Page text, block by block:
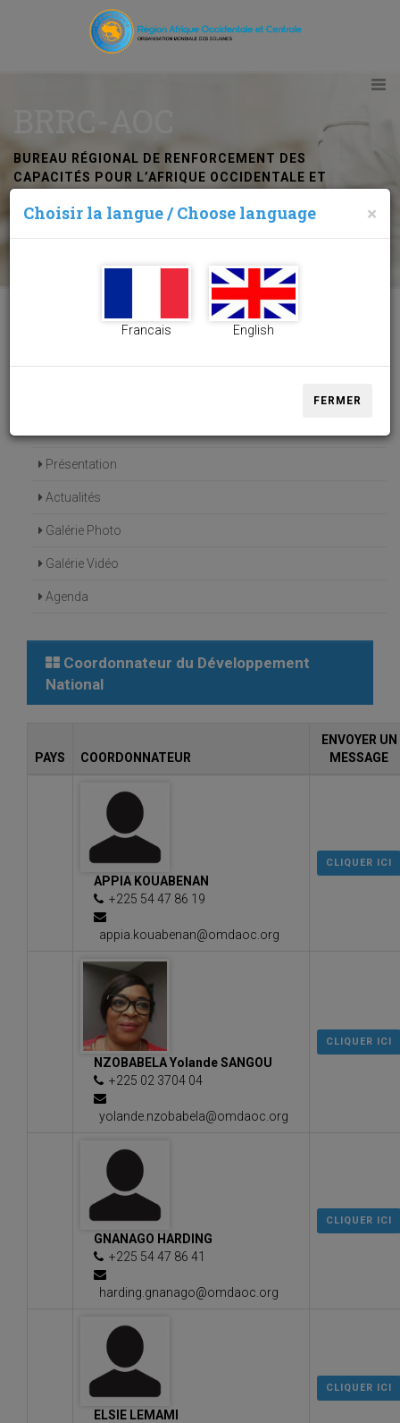
BRRC-AOC
BUREAU RÉGIONAL DE RENFORCEMENT DES
CAPACITÉS POUR L’AFRIQUE OCCIDENTALE ET
Présentation
Actualités
Galérie Photo
Galérie Vidéo
Agenda
Coordonnateur du Développement
National
PAYS COORDONNATEUR
ENVOYER UN
MESSAGE
APPIA KOUABENAN
+225 54 47 86 19
appia.kouabenan@omdaoc.org
CLIQUER ICI
NZOBABELA Yolande SANGOU
+225 02 3704 04
yolande.nzobabela@omdaoc.org
CLIQUER ICI
GNANAGO HARDING
+225 54 47 86 41
harding.gnanago@omdaoc.org
CLIQUER ICI
ELSIE LEMAMI
CLIQUER ICI
Choisir la langue / Choose language ×
Francais English
FERMER